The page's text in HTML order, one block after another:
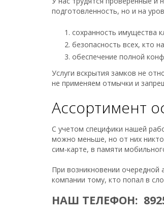
подготовленность, но и на
сохранность имущества
безопасность всех, кто
обеспечение полной
Услуги вскрытия замков не
не применяем отмычки и
Ассортимент
С учетом специфики нашей
можно меньше, но от них никто
сим-карте, в памяти
При возникновении очередной
компании тому, кто попал в
НАШ ТЕЛЕФОН: